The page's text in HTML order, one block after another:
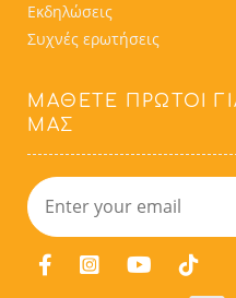
Εκδηλώσεις
Συχνές ερωτήσεις
ΜΆΘΕΤΕ ΠΡΏΤΟΙ
ΜΑΣ